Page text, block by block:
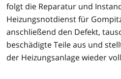
folgt die Reparatur und
Heizungsnotdienst für
anschließend den Defekt,
beschädigte Teile aus und
der Heizungsanlage wieder